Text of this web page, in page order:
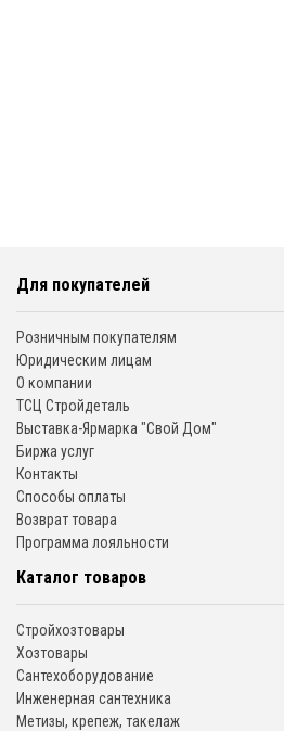
Для покупателей
Розничным покупателям
Юридическим лицам
О компании
ТСЦ Стройдеталь
Выставка-Ярмарка "Свой Дом"
Биржа услуг
Контакты
Способы оплаты
Возврат товара
Программа лояльности
Каталог товаров
Стройхозтовары
Хозтовары
Сантехоборудование
Инженерная сантехника
Метизы, крепеж, такелаж